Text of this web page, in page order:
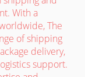
With a
The
of shipping
delivery,
support.